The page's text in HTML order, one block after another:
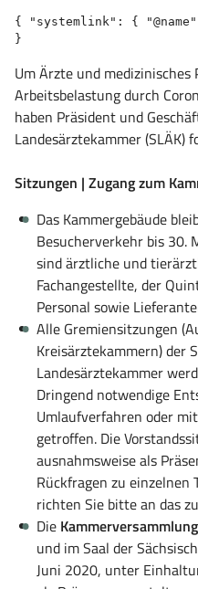
{ "systemlink": {
}
Um Ärzte und medizinisches
Arbeitsbelastung durch
haben Präsident und
Landesärztekammer (SLÄK)
Sitzungen | Zugang zum
Das Kammergebäude
Besucherverkehr bis 30.
sind ärztliche und
Fachangestellte, der
Personal sowie
Alle Gremiensitzungen
Kreisärztekammern) der
Landesärztekammer
Dringend notwendige
Umlaufverfahren oder
getroffen. Die
ausnahmsweise als
Rückfragen zu einzelnen
richten Sie bitte an das
Die Kammerversammlung
und im Saal der
Juni 2020, unter